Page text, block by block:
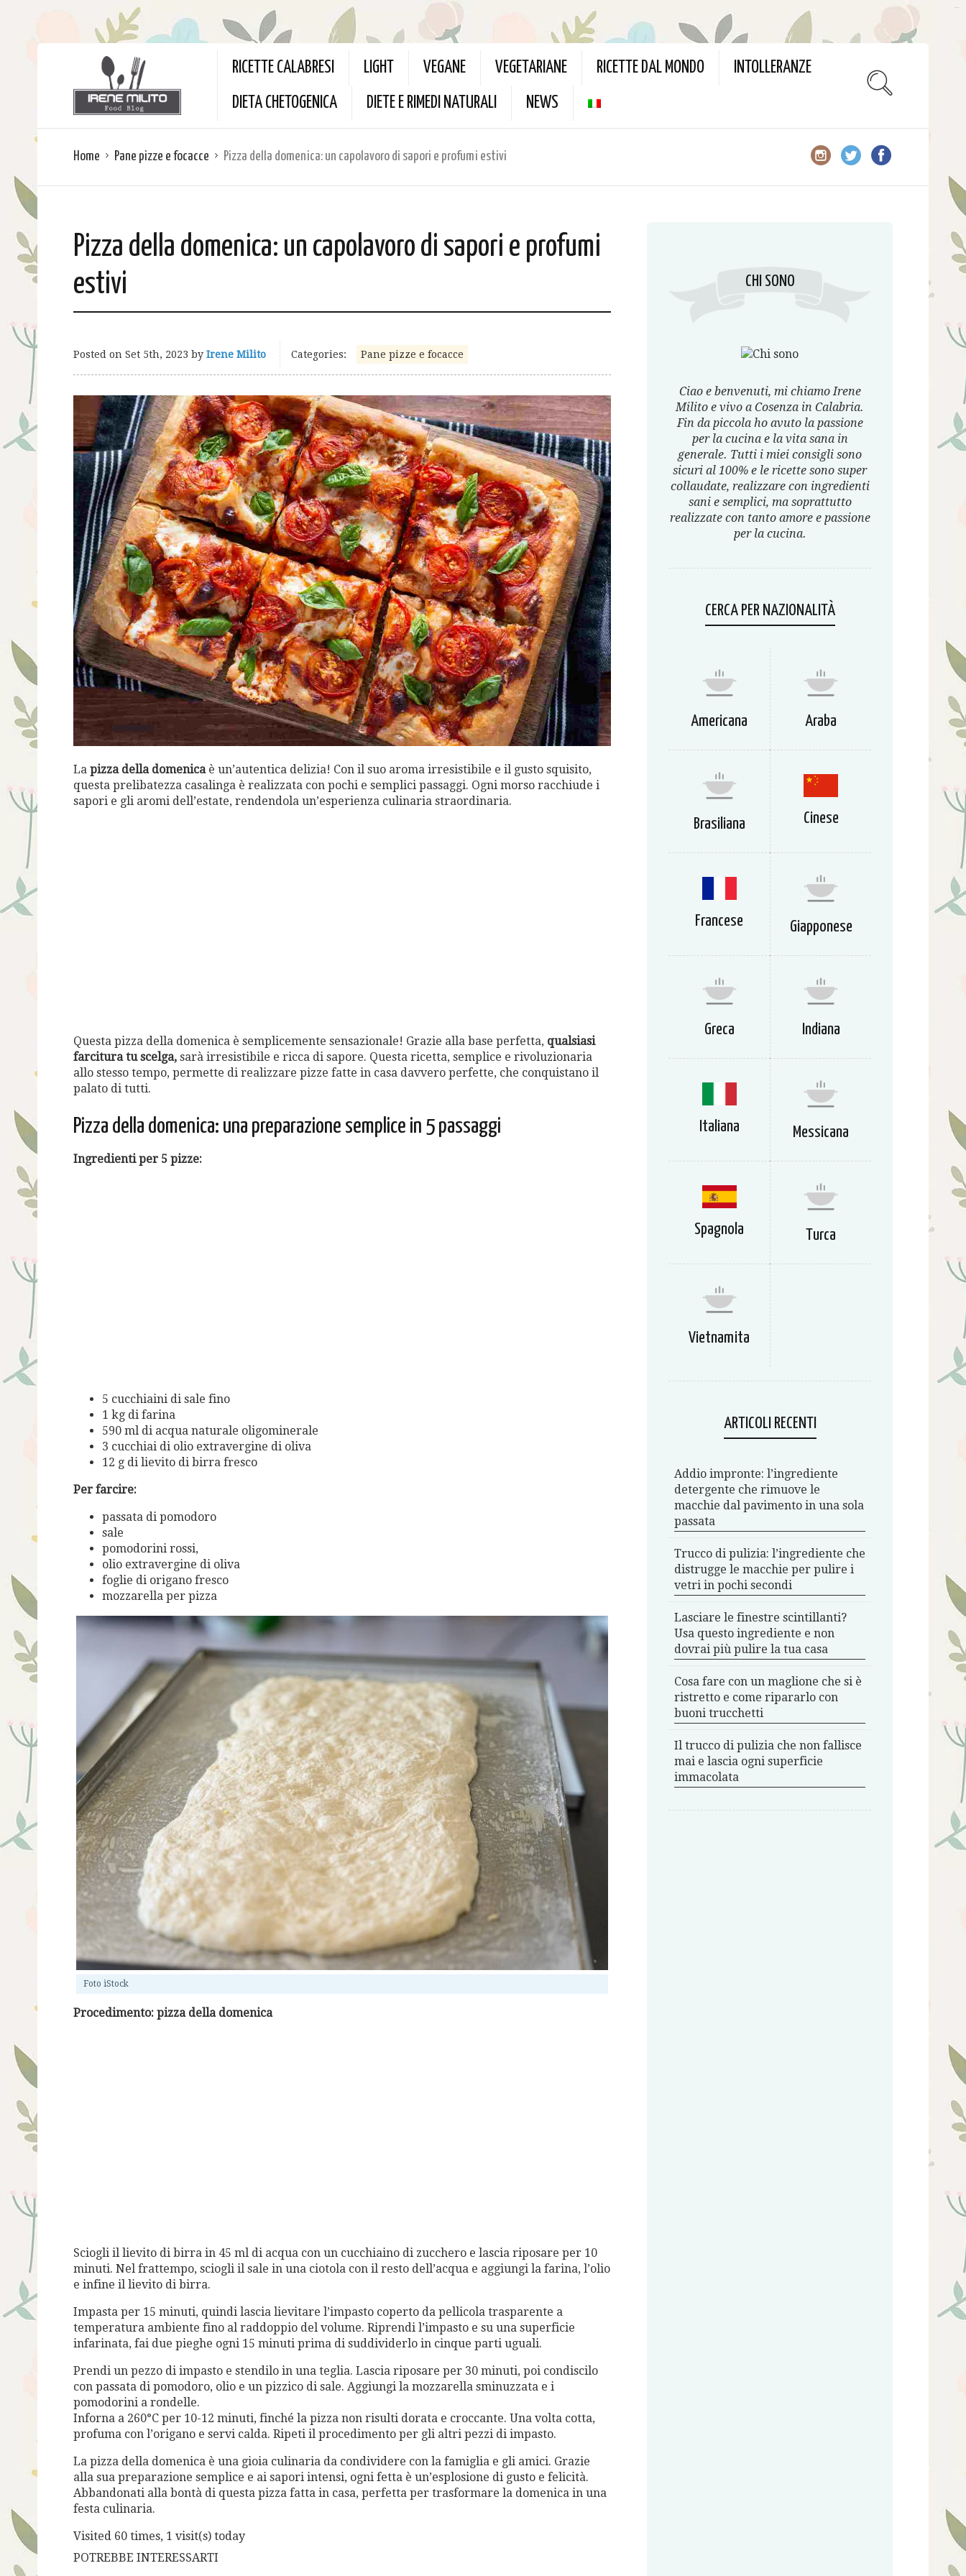
RICETTE CALABRESI LIGHT VEGANE VEGETARIANE RICETTE DAL MONDO INTOLLERANZE
DIETA CHETOGENICA DIETE E RIMEDI NATURALI NEWS
Home Pane pizze e focacce Pizza della domenica: un capolavoro di sapori e profumi estivi
Pizza della domenica: un capolavoro di sapori e profumi
estivi
Posted on Set 5th, 2023 by Irene Milito Categories: Pane pizze e focacce
La pizza della domenicaè un’autentica delizia! Con il suo aroma irresistibile e il gusto squisito,
questa prelibatezza casalinga è realizzata con pochi e semplici passaggi. Ogni morso racchiude i
sapori e gli aromi dell’estate, rendendola un’esperienza culinaria straordinaria.
Questa pizza della domenica è semplicemente sensazionale! Grazie alla base perfetta, qualsiasi
farcitura tu scelga, sarà irresistibile e ricca di sapore. Questa ricetta, semplice e rivoluzionaria
allo stesso tempo, permette di realizzare pizze fatte in casa davvero perfette, che conquistano il
palato di tutti.
Pizza della domenica: una preparazione semplice in 5 passaggi
Ingredienti per 5 pizze:
5 cucchiaini di sale fino
1 kg di farina
590 ml di acqua naturale oligominerale
3 cucchiai di olio extravergine di oliva
12 g di lievito di birra fresco
Per farcire:
passata di pomodoro
sale
pomodorini rossi,
olio extravergine di oliva
foglie di origano fresco
mozzarella per pizza
Foto iStock
Procedimento: pizza della domenica
Sciogli il lievito di birra in 45 ml di acqua con un cucchiaino di zucchero e lascia riposare per 10
minuti. Nel frattempo, sciogli il sale in una ciotola con il resto dell’acqua e aggiungi la farina, l’olio
e infine il lievito di birra.
Impasta per 15 minuti, quindi lascia lievitare l’impasto coperto da pellicola trasparente a
temperatura ambiente fino al raddoppio del volume. Riprendi l’impasto e su una superficie
infarinata, fai due pieghe ogni 15 minuti prima di suddividerlo in cinque parti uguali.
Prendi un pezzo di impasto e stendilo in una teglia. Lascia riposare per 30 minuti, poi condiscilo
con passata di pomodoro, olio e un pizzico di sale. Aggiungi la mozzarella sminuzzata e i
pomodorini a rondelle.
Inforna a 260°C per 10-12 minuti, finché la pizza non risulti dorata e croccante. Una volta cotta,
profuma con l’origano e servi calda. Ripeti il procedimento per gli altri pezzi di impasto.
La pizza della domenica è una gioia culinaria da condividere con la famiglia e gli amici. Grazie
alla sua preparazione semplice e ai sapori intensi, ogni fetta è un’esplosione di gusto e felicità.
Abbandonati alla bontà di questa pizza fatta in casa, perfetta per trasformare la domenica in una
festa culinaria.
Visited 60 times, 1 visit(s) today
POTREBBE INTERESSARTI
CHI SONO
Ciao e benvenuti, mi chiamo Irene
Milito e vivo a Cosenza in Calabria.
Fin da piccola ho avuto la passione
per la cucina e la vita sana in
generale. Tutti i miei consigli sono
sicuri al 100% e le ricette sono super
collaudate, realizzare con ingredienti
sani e semplici, ma soprattutto
realizzate con tanto amore e passione
per la cucina.
CERCA PER NAZIONALITÀ
Americana Araba
Brasiliana Cinese
Francese Giapponese
Greca Indiana
Italiana Messicana
Spagnola Turca
Vietnamita
ARTICOLI RECENTI
Addio impronte: l’ingrediente
detergente che rimuove le
macchie dal pavimento in una sola
passata
Trucco di pulizia: l’ingrediente che
distrugge le macchie per pulire i
vetri in pochi secondi
Lasciare le finestre scintillanti?
Usa questo ingrediente e non
dovrai più pulire la tua casa
Cosa fare con un maglione che si è
ristretto e come ripararlo con
buoni trucchetti
Il trucco di pulizia che non fallisce
mai e lascia ogni superficie
immacolata